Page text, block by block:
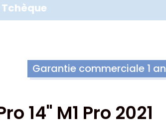
Tchèque
Garantie commerciale 1 an
14" M1 Pro 2021